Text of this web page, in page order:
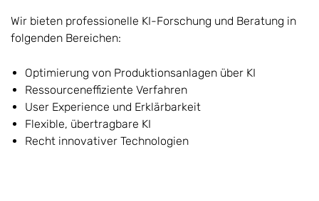
Wir bieten professionelle KI-Forschung und Beratung in
folgenden Bereichen:
Optimierung von Produktionsanlagen über KI
Ressourceneffiziente Verfahren
User Experience und Erklärbarkeit
Flexible, übertragbare KI
Recht innovativer Technologien